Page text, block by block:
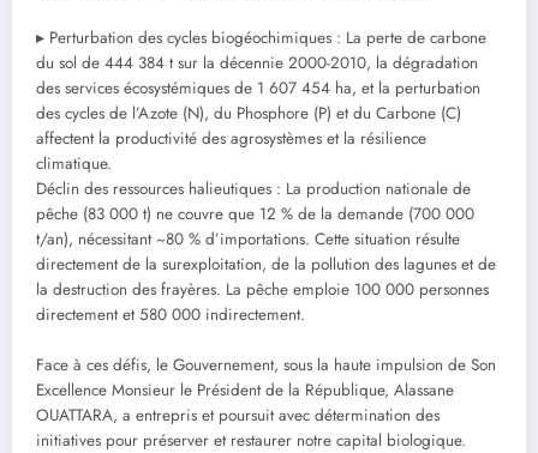
‎▸ Perturbation des cycles biogéochimiques : La perte de carbone
du sol de 444 384 t sur la décennie 2000-2010, la dégradation
des services écosystémiques de 1 607 454 ha, et la perturbation
des cycles de l’Azote (N), du Phosphore (P) et du Carbone (C)
affectent la productivité des agrosystèmes et la résilience
climatique.
‎Déclin des ressources halieutiques : La production nationale de
pêche (83 000 t) ne couvre que 12 % de la demande (700 000
t/an), nécessitant ~80 % d’importations. Cette situation résulte
directement de la surexploitation, de la pollution des lagunes et de
la destruction des frayères. La pêche emploie 100 000 personnes
directement et 580 000 indirectement.
‎Face à ces défis, le Gouvernement, sous la haute impulsion de Son
Excellence Monsieur le Président de la République, Alassane
OUATTARA, a entrepris et poursuit avec détermination des
initiatives pour préserver et restaurer notre capital biologique.